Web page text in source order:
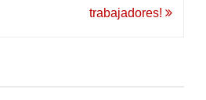
trabajadores!